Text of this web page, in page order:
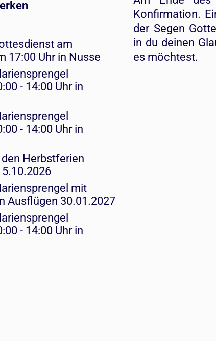
am
17:00 Uhr in Nusse
- 14:00 Uhr in
- 14:00 Uhr in
den Herbstferien
mit
Ausflügen 30.01.2027
- 14:00 Uhr in
Konfirmation.
der Segen
in du deinen
es möchtest.